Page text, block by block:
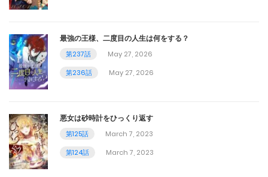
第68話
September 10, 2023
第67話
August 27, 2023
第66話
August 20, 2023
第65話
最強の王様、二度目の人生は何をする？
第237話
May 27, 2026
第236話
May 27, 2026
悪女は砂時計をひっくり返す
第125話
March 7, 2023
第124話
March 7, 2023